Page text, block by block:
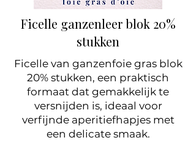
Ficelle ganzenleer blok 20%
stukken
Ficelle van ganzenfoie gras blok
20% stukken, een praktisch
formaat dat gemakkelijk te
versnijden is, ideaal voor
verfijnde aperitiefhapjes met
een delicate smaak.